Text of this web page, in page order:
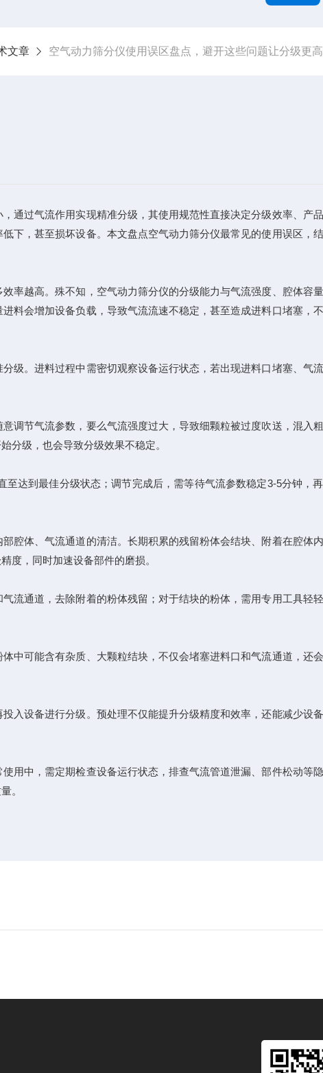
文章 空气动力筛分仪使用误区盘点，避开这些问题让分级更
过气流作用实现精准分级，其使用规范性直接决定分级效率、产
下，甚至损坏设备。本文盘点空气动力筛分仪最常见的使用误区，
越高。殊不知，空气动力筛分仪的分级能力与气流强度、腔体容
料会增加设备负载，导致气流流速不稳定，甚至造成进料口堵塞，
。进料过程中需密切观察设备运行状态，若出现进料口堵塞、气
节气流参数，要么气流强度过大，导致细颗粒被过度吹送，混入
分级，也会导致分级效果不稳定。
达到最佳分级状态；调节完成后，需等待气流参数稳定3-5分钟，
体、气流通道的清洁。长期积累的残留粉体会结块、附着在腔体
度，同时加速设备部件的磨损。
通道，去除附着的粉体残留；对于结块的粉体，需用专用工具轻
可能含有杂质、大颗粒结块，不仅会堵塞进料口和气流通道，还
设备进行分级。预处理不仅能提升分级精度和效率，还能减少设
中，需定期检查设备运行状态，排查气流管道泄漏、部件松动等
。